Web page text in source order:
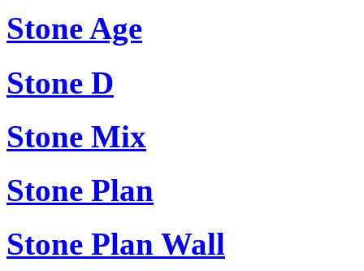
Stone Age
Stone D
Stone Mix
Stone Plan
Stone Plan Wall